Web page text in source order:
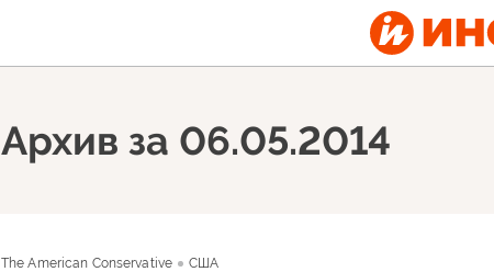
Архив за 06.05.2014
The American Conservative США